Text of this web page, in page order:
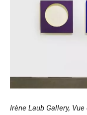
Irène Laub Gallery,